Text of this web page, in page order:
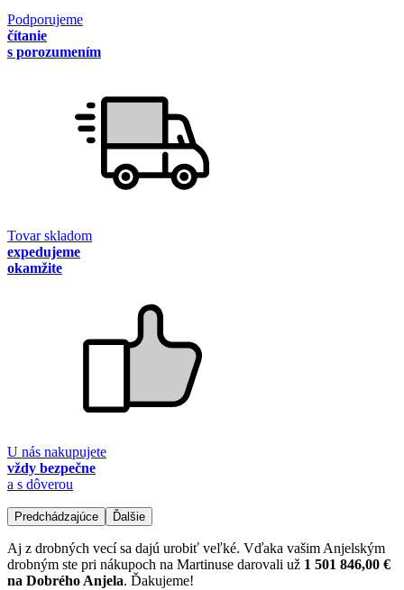
Podporujeme
čítanie
s porozumením
Tovar skladom
expedujeme
okamžite
U nás nakupujete
vždy bezpečne
a s dôverou
Predchádzajúce Ďalšie
Aj z drobných vecí sa dajú urobiť veľké. Vďaka vašim Anjelským
drobným ste pri nákupoch na Martinuse darovali už 1 501 846,00 €
na Dobrého Anjela. Ďakujeme!